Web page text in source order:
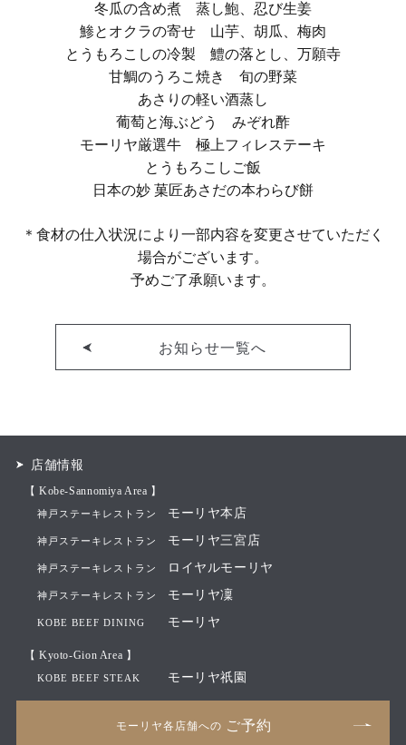
冬瓜の含め煮 蒸し鮑、忍び生姜
鯵とオクラの寄せ 山芋、胡瓜、梅肉
とうもろこしの冷製 鱧の落とし、万願寺
甘鯛のうろこ焼き 旬の野菜
あさりの軽い酒蒸し
葡萄と海ぶどう みぞれ酢
モーリヤ厳選牛 極上フィレステーキ
とうもろこしご飯
日本の妙 菓匠あさだの本わらび餅
＊食材の仕入状況により一部内容を変更させていただく
場合がございます。
予めご了承願います。
お知らせ一覧へ
店舗情報
【 Kobe-Sannomiya Area 】
神戸ステーキレストラン モーリヤ本店
神戸ステーキレストラン モーリヤ三宮店
神戸ステーキレストラン ロイヤルモーリヤ
神戸ステーキレストラン モーリヤ凜
KOBE BEEF DINING モーリヤ
【 Kyoto-Gion Area 】
KOBE BEEF STEAK モーリヤ祇園
モーリヤ各店舗への ご予約